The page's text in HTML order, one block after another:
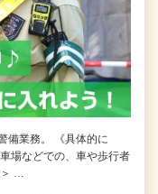
備業務。 《具体的に
場などでの、車や歩行者
＞ …